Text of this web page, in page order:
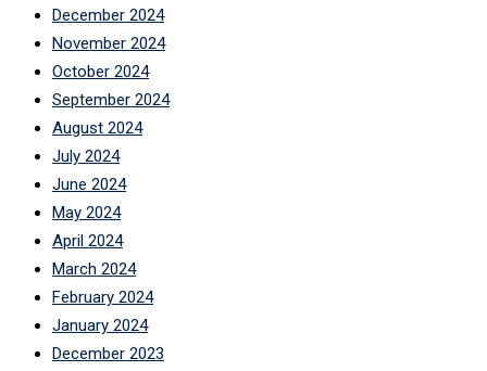
December 2024
November 2024
October 2024
September 2024
August 2024
July 2024
June 2024
May 2024
April 2024
March 2024
February 2024
January 2024
December 2023